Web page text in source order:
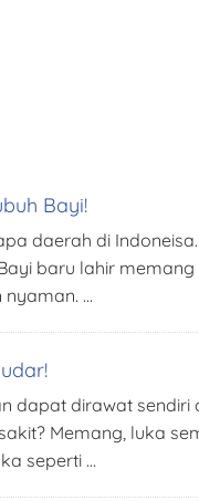
Bayi!
daerah di
baru lahir
…
dapat dirawat
Memang, luka
seperti …